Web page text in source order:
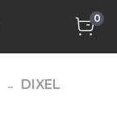
0
DIXEL